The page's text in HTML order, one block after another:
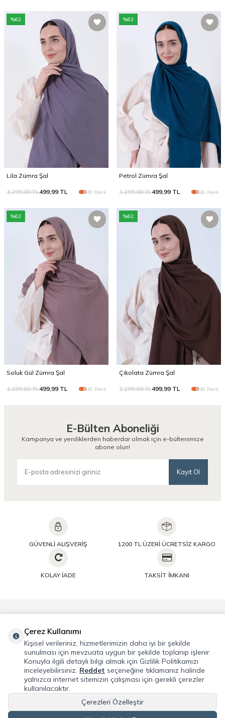
%62
Lila Zümra Şal
1.299,00TL499,99 TL 40 Renk
%62
Petrol Zümra Şal
1.299,00TL499,99 TL 40 Renk
%62
Soluk Gül Zümra Şal
1.299,00TL499,99 TL 40 Renk
%62
Çikolata Zümra Şal
1.299,00TL499,99 TL 40 Renk
E-Bülten Aboneliği
Kampanya ve yeniliklerden haberdar olmak için e-bültenimize
abone olun!
Kayıt Ol
GÜVENLİ ALIŞVERİŞ 1200 TL ÜZERİ ÜCRETSİZ KARGO
KOLAY İADE TAKSİT İMKANI
Hızlı Erişim
Çerez Kullanımı
Kişisel verileriniz, hizmetlerimizin daha iyi bir şekilde
sunulması için mevzuata uygun bir şekilde toplanıp işlenir.
Konuyla ilgili detaylı bilgi almak için Gizlilik Politikamızı
inceleyebilirsiniz. Reddet seçeneğine tıklamanız halinde
yalnızca internet sitemizin çalışması için gerekli çerezler
kullanılacaktır.
Çerezleri Özelleştir